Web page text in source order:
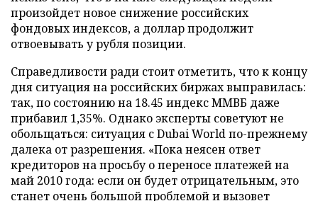
произойдет новое снижение российских
фондовых индексов, а доллар продолжит
отвоевывать у рубля позиции.
Справедливости ради стоит отметить, что к концу
дня ситуация на российских биржах выправилась:
так, по состоянию на 18.45 индексММВБ даже
прибавил 1,35%. Однако эксперты советуют не
обольщаться: ситуация с Dubai World по-прежнему
далека от разрешения. «Пока неясен ответ
кредиторов на просьбу о переносе платежей на
май 2010 года: если он будет отрицательным, это
станет очень большой проблемой и вызовет